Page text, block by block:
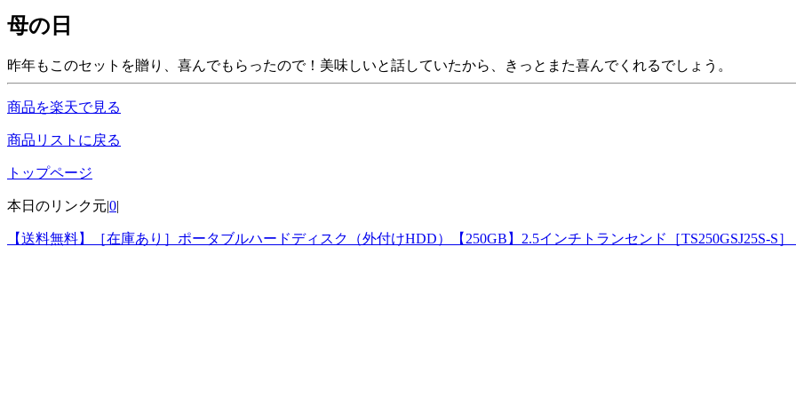
母の日
昨年もこのセットを贈り、喜んでもらったので！美味しいと話していたから、きっとまた喜んでくれるでしょう。
商品を楽天で見る
商品リストに戻る
トップページ
本日のリンク元|0|
【送料無料】［在庫あり］ポータブルハードディスク（外付けHDD）【250GB】2.5インチトランセンド［TS250GSJ25S-S］